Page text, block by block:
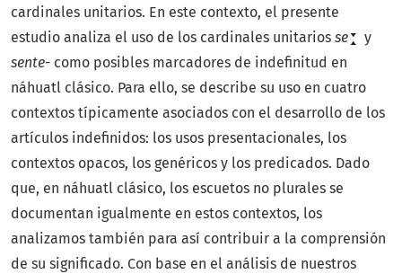
cardinales unitarios. En este contexto, el presente
estudio analiza el uso de los cardinales unitarios se
y
sente- como posibles marcadores de indefinitud en
náhuatl clásico. Para ello, se describe su uso en cuatro
contextos típicamente asociados con el desarrollo de los
artículos indefinidos: los usos presentacionales, los
contextos opacos, los genéricos y los predicados. Dado
que, en náhuatl clásico, los escuetos no plurales se
documentan igualmente en estos contextos, los
analizamos también para así contribuir a la comprensión
de su significado. Con base en el análisis de nuestros